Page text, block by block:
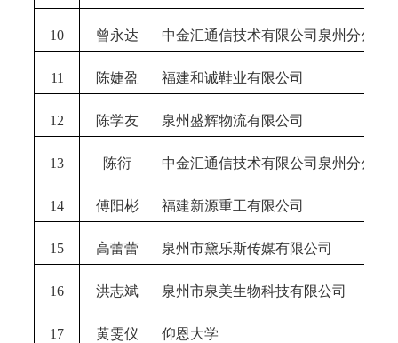
10 曾永达 中金汇通信技术有限公司泉州分公司
11 陈婕盈 福建和诚鞋业有限公司
12 陈学友 泉州盛辉物流有限公司
13 陈衍 中金汇通信技术有限公司泉州分公司
14 傅阳彬 福建新源重工有限公司
15 高蕾蕾 泉州市黛乐斯传媒有限公司
16 洪志斌 泉州市泉美生物科技有限公司
17 黄雯仪 仰恩大学